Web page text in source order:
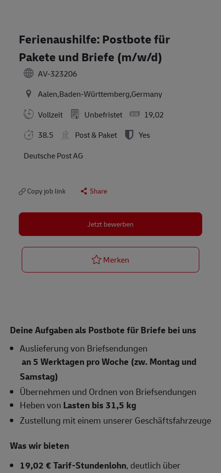
Ferienaushilfe: Postbote für
Pakete und Briefe (m/w/d)
AV-323206
Aalen,Baden-Württemberg,Germany
Vollzeit
Unbefristet
19,02
38.5
Post & Paket
Yes
Deutsche Post AG
Copy job link Share
Jetzt bewerben
Merken
Deine Aufgaben als Postbote für Briefe bei uns
Auslieferung von Briefsendungen
an 5 Werktagen pro Woche (zw. Montag und
Samstag)
Übernehmen und Ordnen von Briefsendungen
Heben von Lasten bis 31,5 kg
Zustellung mit einem unserer Geschäftsfahrzeuge
Was wir bieten
19,02 € Tarif-Stundenlohn, deutlich über